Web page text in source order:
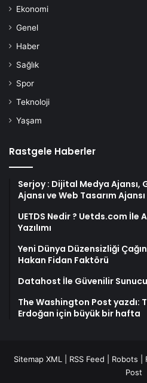
Ekonomi
Genel
Haber
Sağlık
Spor
Teknoloji
Yaşam
Rastgele Haberler
Serjoy : Dijital Medya Ajansı,
Ajansı ve Web Tasarım Ajansı
UETDS Nedir ? Uetds.com İle
Yazılımı
Yeni Dünya Düzensizliği
Hakan Fidan Faktörü
Datahost İle Güvenilir
The Washington Post yazdı:
Erdoğan için büyük bir hafta
Sitemap XML RSS Feed Robots
Post